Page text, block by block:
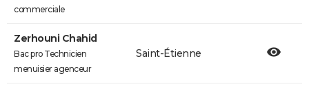
commerciale
Zerhouni Chahid
Bac pro Technicien
menuisier agenceur
Saint-Étienne